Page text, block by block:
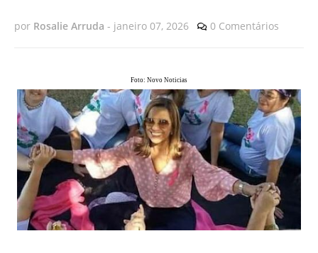
por Rosalie Arruda - janeiro 07, 2026 0 Comentários
Foto: Novo Noticias